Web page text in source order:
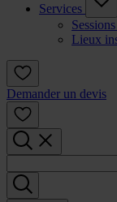
Services
Lieux
Demander un devis